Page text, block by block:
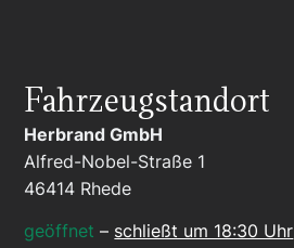
Fahrzeugstandort
Herbrand GmbH
Alfred-Nobel-Straße 1
46414 Rhede
geöffnet – schließt um 18:30 Uhr